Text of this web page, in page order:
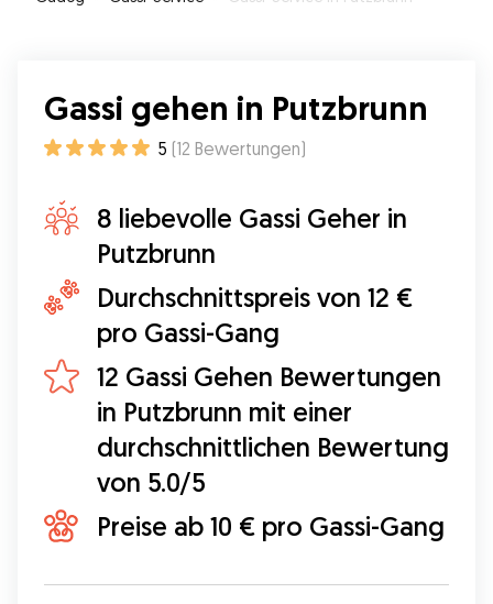
Gassi gehen in Putzbrunn
5 (12 Bewertungen)
8 liebevolle Gassi Geher in
Putzbrunn
Durchschnittspreis von 12 €
pro Gassi-Gang
12 Gassi Gehen Bewertungen
in Putzbrunn mit einer
durchschnittlichen Bewertung
von 5.0/5
Preise ab 10 € pro Gassi-Gang